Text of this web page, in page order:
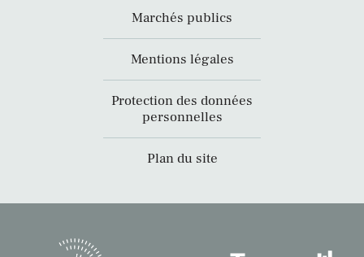
Marchés publics
Mentions légales
Protection des données
personnelles
Plan du site